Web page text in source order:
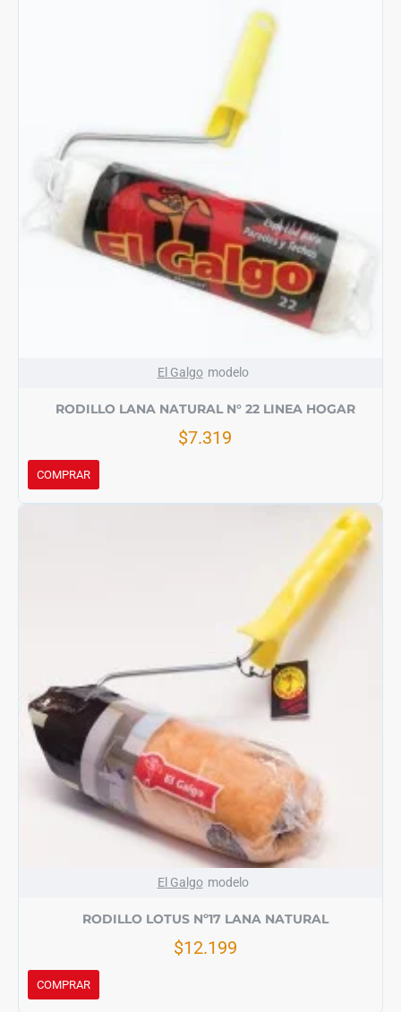
El Galgo modelo
RODILLO LANA NATURAL N° 22 LINEA HOGAR
$7.319
COMPRAR
El Galgo modelo
RODILLO LOTUS Nº17 LANA NATURAL
$12.199
COMPRAR